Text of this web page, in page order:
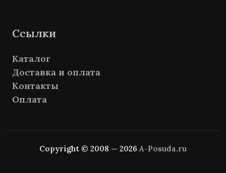
Ссылки
Каталог
Доставка и оплата
Контакты
Оплата
Copyright © 2008 — 2026 A-Posuda.ru